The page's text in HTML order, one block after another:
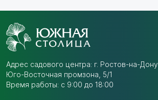
Адрес садового центра: г. Ростов-на-Дону,
Юго-Восточная промзона, 5/1
Время работы: с 9:00 до 18:00